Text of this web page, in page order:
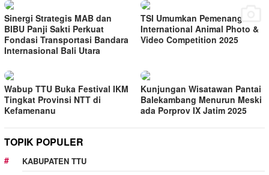
Sinergi Strategis MAB dan
BIBU Panji Sakti Perkuat
Fondasi Transportasi Bandara
Internasional Bali Utara
TSI Umumkan Pemenang
International Animal Photo &
Video Competition 2025
Wabup TTU Buka Festival IKM
Tingkat Provinsi NTT di
Kefamenanu
Kunjungan Wisatawan Pantai
Balekambang Menurun Meski
ada Porprov IX Jatim 2025
TOPIK POPULER
KABUPATEN TTU